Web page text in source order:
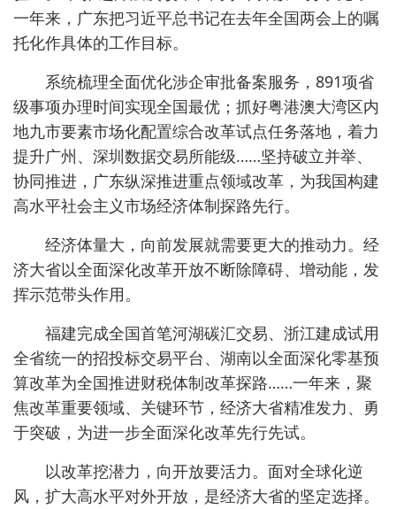
一年来，广东把习近平总书记在去年全国两会上的嘱
托化作具体的工作目标。
系统梳理全面优化涉企审批备案服务，891项省
级事项办理时间实现全国最优；抓好粤港澳大湾区内
地九市要素市场化配置综合改革试点任务落地，着力
提升广州、深圳数据交易所能级……坚持破立并举、
协同推进，广东纵深推进重点领域改革，为我国构建
高水平社会主义市场经济体制探路先行。
经济体量大，向前发展就需要更大的推动力。经
济大省以全面深化改革开放不断除障碍、增动能，发
挥示范带头作用。
福建完成全国首笔河湖碳汇交易、浙江建成试用
全省统一的招投标交易平台、湖南以全面深化零基预
算改革为全国推进财税体制改革探路……一年来，聚
焦改革重要领域、关键环节，经济大省精准发力、勇
于突破，为进一步全面深化改革先行先试。
以改革挖潜力，向开放要活力。面对全球化逆
风，扩大高水平对外开放，是经济大省的坚定选择。